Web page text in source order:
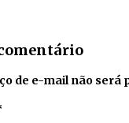
de e-mail não será